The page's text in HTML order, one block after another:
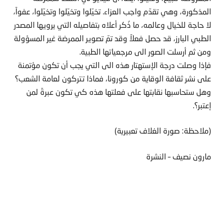
المذكورة، وهي تقدّم واجب العزاء. تخيّلوا وتخيّلوا وتخيّلوا، عفواً،
لا حاجة للخيال وعالمه، ما ذُكر أعلاه بتفاصيله التي يرويها المصدر
الطبي البارز، قد حصل فعلاً وقد تمّ تصوير الممرضة غير المسؤولة
ومن ثم أرسلت الصور الى مرجعياتها الطبية.
فإذا وصلت درجة الإستهتار هذه الى التي يجب أن تكون مؤتمنة
على نشر ثقافة الوقاية من كورونا، فماذا تتركون لعامة الشعب؟
وهل ستحاسبها نقابتها على فعلتها هذه كي تكون عبرةً لمن
إعتبر؟.
(ملاحظة: صورة الغلاف تعبيرية)
مارون نصيف– النشرة